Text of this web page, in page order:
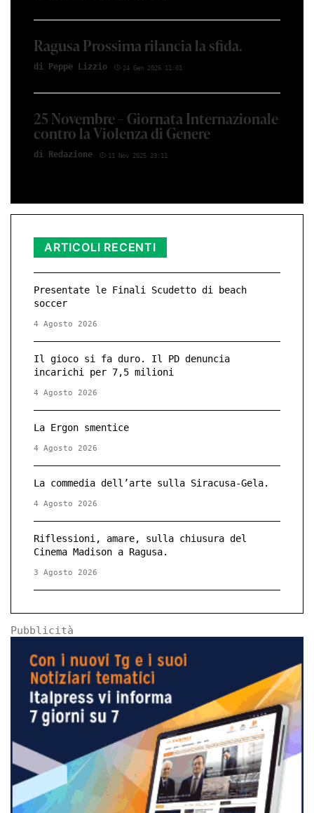
Ragusa Prossima rilancia la sfida.
di Peppe Li­z­zio 24 Gen 2026 11:01
25 Novembre – Giornata Internazionale
contro la Violenza di Genere
di Red­azio­ne 11 Nov 2025 23:11
ARTICOLI RECENTI
Presentate le Finali Scudetto di beach
soccer
4 Agosto 2026
Il gioco si fa duro. Il PD denuncia
incarichi per 7,5 milioni
4 Agosto 2026
La Ergon smentice
4 Agosto 2026
La commedia dell’arte sulla Siracusa-Gela.
4 Agosto 2026
Riflessioni, amare, sulla chiusura del
Cinema Madison a Ragusa.
3 Agosto 2026
Pubblicità